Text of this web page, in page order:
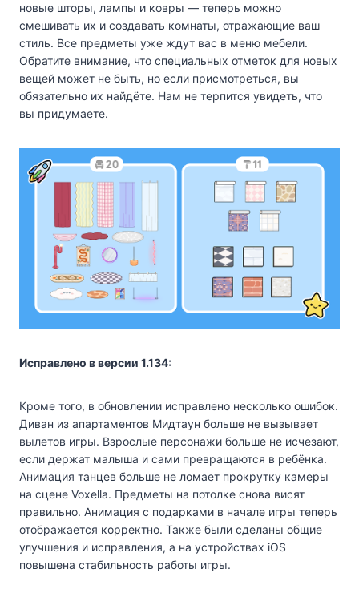
новые шторы, лампы и ковры — теперь можно
смешивать их и создавать комнаты, отражающие ваш
стиль. Все предметы уже ждут вас в меню мебели.
Обратите внимание, что специальных отметок для новых
вещей может не быть, но если присмотреться, вы
обязательно их найдёте. Нам не терпится увидеть, что
вы придумаете.
Исправлено в версии 1.134:
Кроме того, в обновлении исправлено несколько ошибок.
Диван из апартаментов Мидтаун больше не вызывает
вылетов игры. Взрослые персонажи больше не исчезают,
если держат малыша и сами превращаются в ребёнка.
Анимация танцев больше не ломает прокрутку камеры
на сцене Voxella. Предметы на потолке снова висят
правильно. Анимация с подарками в начале игры теперь
отображается корректно. Также были сделаны общие
улучшения и исправления, а на устройствах iOS
повышена стабильность работы игры.